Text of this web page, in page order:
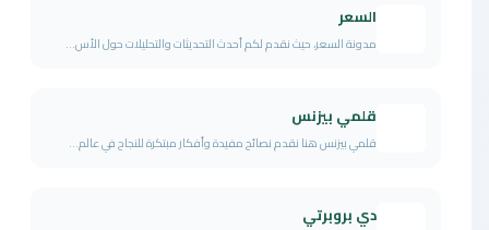
السعر
مدونة السعر، حيث نقدم لكم أحدث التحديثات والتحليلات حول الأس...
قلمي بيزنس
قلمي بيزنس هنا نقدم نصائح مفيدة وأفكار مبتكرة للنجاح في عالم...
دي بروبرتي